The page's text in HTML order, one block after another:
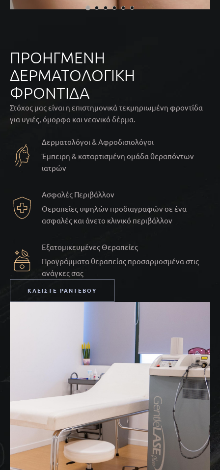
ΠΡΟΗΓΜΈΝΗ
ΔΕΡΜΑΤΟΛΟΓΙΚΉ
ΦΡΟΝΤΊΔΑ
Στόχος μας είναι η επιστημονικά τεκμηριωμένη φροντίδα
για υγιές, όμορφο και νεανικό δέρμα.
Δερματολόγοι & Αφροδισιολόγοι
Έμπειρη & καταρτισμένη ομάδα θεραπόντων
ιατρών
Ασφαλές Περιβάλλον
Θεραπείες υψηλών προδιαγραφών σε ένα
ασφαλές και άνετο κλινικό περιβάλλον
Εξατομικευμένες Θεραπείες
Προγράμματα θεραπείας προσαρμοσμένα στις
ανάγκες σας
ΚΛΕΊΣΤΕ ΡΑΝΤΕΒΟΎ